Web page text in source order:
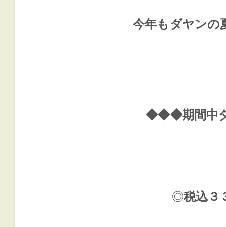
今年もダヤンの
◆◆◆期間中ダ
◎税込３